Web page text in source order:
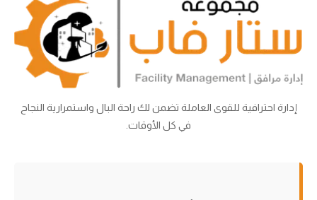
إدارة احترافية للقوى العاملة تضمن لك راحة البال واستمرارية النجاح
في كل الأوقات.